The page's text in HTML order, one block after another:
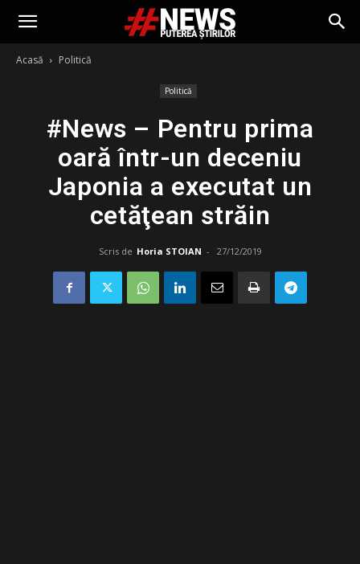
Acasă Politică
Politică
#News – Pentru prima
oară într-un deceniu
Japonia a executat un
cetăţean străin
Scris de Horia STOIAN - 27/12/2019